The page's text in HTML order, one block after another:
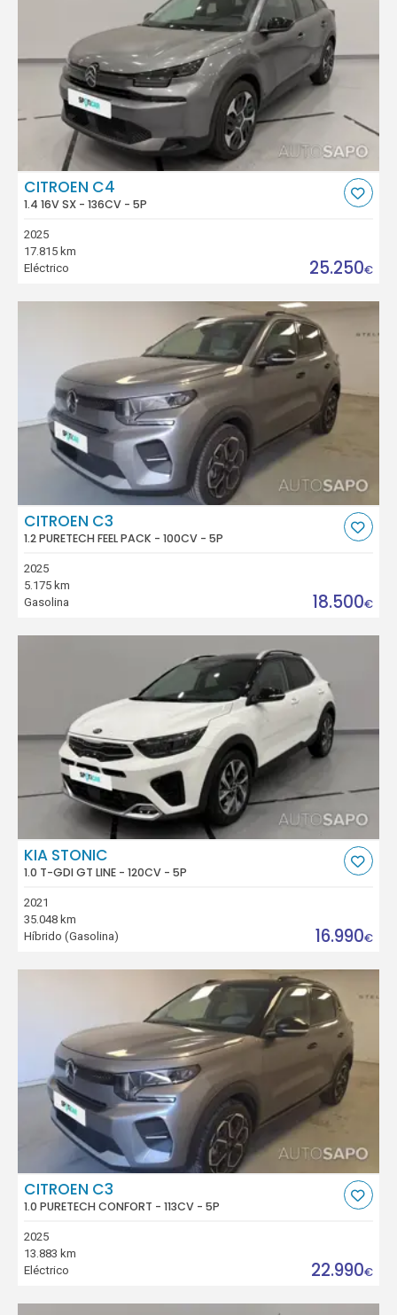
CITROEN C4
1.4 16V SX - 136CV - 5P
2025
17.815 km
Eléctrico
25.250€
CITROEN C3
1.2 PURETECH FEEL PACK - 100CV - 5P
2025
5.175 km
Gasolina
18.500€
KIA STONIC
1.0 T-GDI GT LINE - 120CV - 5P
2021
35.048 km
Híbrido (Gasolina)
16.990€
CITROEN C3
1.0 PURETECH CONFORT - 113CV - 5P
2025
13.883 km
Eléctrico
22.990€